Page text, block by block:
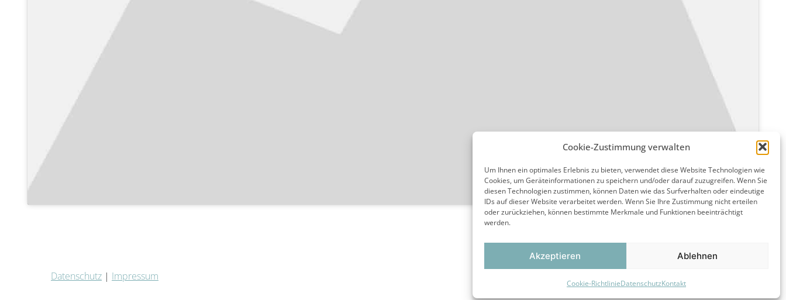
Cookie-Zustimmung verwalten
Um Ihnen ein optimales Erlebnis zu bieten, verwendet diese Website Technologien wie
Cookies, um Geräteinformationen zu speichern und/oder darauf zuzugreifen. Wenn Sie
diesen Technologien zustimmen, können Daten wie das Surfverhalten oder eindeutige
IDs auf dieser Website verarbeitet werden. Wenn Sie Ihre Zustimmung nicht erteilen
oder zurückziehen, können bestimmte Merkmale und Funktionen beeinträchtigt
werden.
Akzeptieren Ablehnen
Cookie-RichtlinieDatenschutzKontakt
Datenschutz | Impressum